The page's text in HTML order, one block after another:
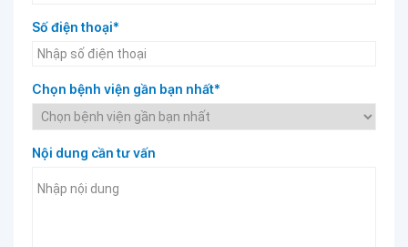
Số điện thoại*
Chọn bệnh viện gần bạn nhất*
Nội dung cần tư vấn